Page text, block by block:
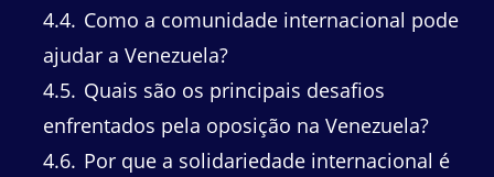
4.4 Como a comunidade internacional pode
ajudar a Venezuela?
4.5 Quais são os principais desafios
enfrentados pela oposição na Venezuela?
4.6 Por que a solidariedade internacional é